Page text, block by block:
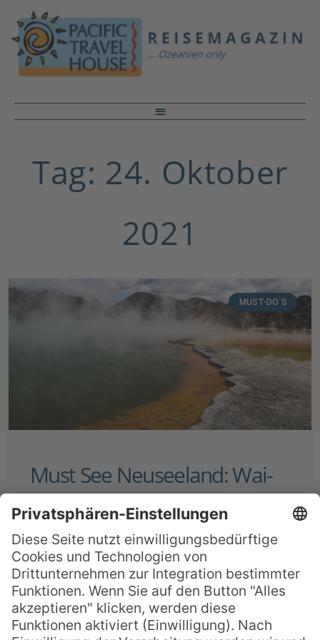
Tag: 24. Oktober
2021
MUST-DO`S
Must See Neuseeland: Wai-
O-Tapu Thermalquellen
Der Waiotapu Thermalpark ist
Neuseelands bunteste Attraktion: Nur
einen Katzensprung von Rotorua entfernt,
liegt der Waiotapu Thermalpark in einer
geothermisch sehr aktiven Region. Aus